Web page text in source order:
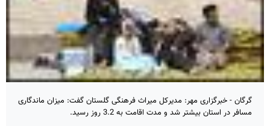
گرگان - خبرگزاری مهر: مدیرکل میراث فرهنگی گلستان گفت: میزان ماندگاری
مسافر در استان بیشتر شد و مدت اقامت به 3.2 روز رسید.